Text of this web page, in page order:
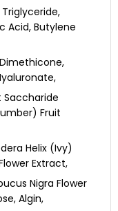
Acid, Butylene
Saccharide
Fruit
Helix (Ivy)
Extract,
Nigra Flower
Algin,